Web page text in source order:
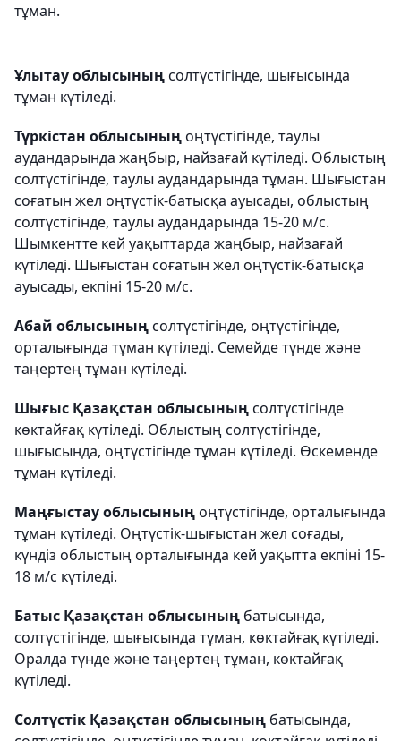
тұман.
Ұлытау облысыныңсолтүстігінде, шығысында
тұман күтіледі.
Түркістан облысыныңоңтүстігінде, таулы
аудандарында жаңбыр, найзағай күтіледі. Облыстың
солтүстігінде, таулы аудандарында тұман. Шығыстан
соғатын жел оңтүстік-батысқа ауысады, облыстың
солтүстігінде, таулы аудандарында 15-20 м/с.
Шымкентте кей уақыттарда жаңбыр, найзағай
күтіледі. Шығыстан соғатын жел оңтүстік-батысқа
ауысады, екпіні 15-20 м/с.
Абай облысыныңсолтүстігінде, оңтүстігінде,
орталығында тұман күтіледі. Семейде түнде және
таңертең тұман күтіледі.
Шығыс Қазақстан облысыныңсолтүстігінде
көктайғақ күтіледі. Облыстың солтүстігінде,
шығысында, оңтүстігінде тұман күтіледі. Өскеменде
тұман күтіледі.
Маңғыстау облысыныңоңтүстігінде, орталығында
тұман күтіледі. Оңтүстік-шығыстан жел соғады,
күндіз облыстың орталығында кей уақытта екпіні 15-
18 м/с күтіледі.
Батыс Қазақстан облысының батысында,
солтүстігінде, шығысында тұман, көктайғақ күтіледі.
Оралда түнде және таңертең тұман, көктайғақ
күтіледі.
Солтүстік Қазақстан облысының батысында,